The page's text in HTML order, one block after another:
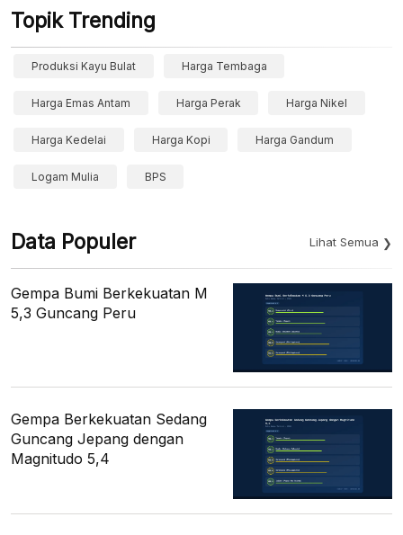
Topik Trending
Produksi Kayu Bulat Harga Tembaga
Harga Emas Antam Harga Perak Harga Nikel
Harga Kedelai Harga Kopi Harga Gandum
Logam Mulia BPS
Data Populer Lihat Semua
Gempa Bumi Berkekuatan M
5,3 Guncang Peru
Gempa Berkekuatan Sedang
Guncang Jepang dengan
Magnitudo 5,4